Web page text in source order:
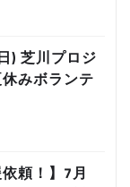
) 芝川プロジ
みボランテ
頼！】7月